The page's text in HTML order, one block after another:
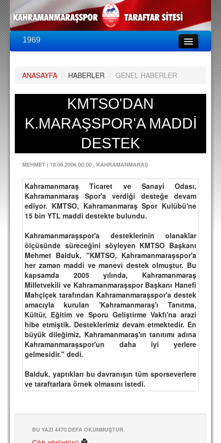
1969
PUAN DURUMU
FİKSTÜR
A TAKIM KADROSU
TEKNİK KADRO
TRANSFERLER
TARAFTAR
BİLETLER
LİSANSLI ÜRÜNLER
MULTİMEDYA
FOTOĞRAF & VİDEOLAR
MARŞ & TEZAHÜRATLAR
KULÜP
AMBLEM
SPOR TESİSLERİ
YÖNETİM KURULU
ANASAYFA / HABERLER / GENEL HABERLER
KMTSO'DAN
K.MARAŞSPOR'A MADDİ
DESTEK
MEHMET | 18.08.2006 00:00 , KAHRAMANMARAŞ
Kahramanmaraş Ticaret ve Sanayi Odası,
Kahramanmaraş Spor'a verdiği desteğe devam
ediyor. KMTSO, Kahramanmaraş Spor Kulübü'ne
15 bin YTL maddi destekte bulundu.
Kahramanmaraşspor'a desteklerinin olanaklar
ölçüsünde süreceğini söyleyen KMTSO Başkanı
Mehmet Balduk, "KMTSO, Kahramanmaraşspor'a
her zaman maddi ve manevi destek olmuştur. Bu
kapsamda 2005 yılında, Kahramanmaraş
Milletvekili ve Kahramanmaraşspor Başkanı Hanefi
Mahçiçek tarafından Kahramanmaraşspor'a destek
amacıyla kurulan 'Kahramanmaraş'ı Tanıtma,
Kültür, Eğitim ve Sporu Geliştirme Vakfı'na arazi
hibe etmiştik. Desteklerimiz devam etmektedir. En
büyük dileğimiz, Kahramanmaraş'ın tanıtımı adına
Kahramanmaraşspor'un daha iyi yerlere
gelmesidir." dedi.
Balduk, yaptıkları bu davranışın tüm sporseverlere
ve taraftarlara örnek olmasını istedi.
BU YAZI 4470 DEFA OKUNMUŞTUR.